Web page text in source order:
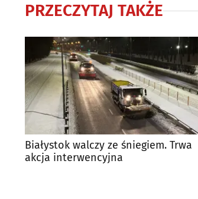
PRZECZYTAJ TAKŻE
Białystok walczy ze śniegiem. Trwa
akcja interwencyjna